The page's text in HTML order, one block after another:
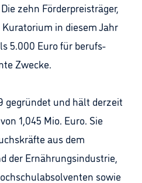
zehn Förderpreisträger,
in diesem Jahr
5.000 Euro für berufs-
Zwecke.
gegründet und hält derzeit
1,045 Mio. Euro. Sie
aus dem
der Ernährungsindustrie,
sowie